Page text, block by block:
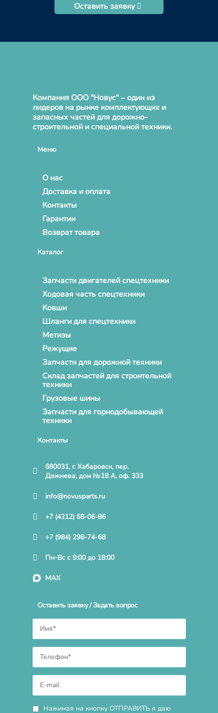
Оставить заявку
Компания ООО "Новус" – один из
лидеров на рынке комплектующих и
запасных частей для дорожно-
строительной и специальной техники.
Меню
О нас
Доставка и оплата
Контакты
Гарантии
Возврат товара
Каталог
Запчасти двигателей спецтехники
Ходовая часть спецтехники
Ковши
Шланги для спецтехники
Метизы
Режущие
Запчасти для дорожной техники
Склад запчастей для строительной
техники
Грузовые шины
Запчасти для горнодобывающей
техники
Контакты
680031, г. Хабаровск, пер.
Дежнева, дом №18 А, оф. 333
info@novusparts.ru
+7 (4212) 68-06-86
+7 (984) 298-74-68
Пн-Вс с 9:00 до 18:00
MAX
Оставить заявку / Задать вопрос
Нажимая на кнопку ОТПРАВИТЬ я даю